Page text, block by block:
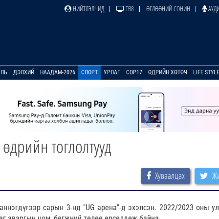
НИЙТЛЭЛЧИД ТВ8 ӨГЛӨӨНИЙ СОНИН
ДЭЛХИЙ НААДАМ-2026 СПОРТ УРЛАГ COP17 ӨДРИЙН ХӨТӨЧ LIFE STYLE
тоглолтууд
Хуваалцах
сарын 3-нд "UG арена"-д эхэлсэн. 2022/2023 оны